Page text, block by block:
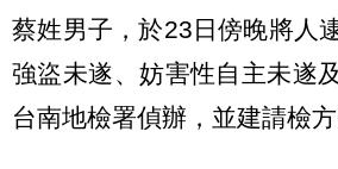
蔡姓男子，於23日傍晚將人
強盜未遂、妨害性自主未遂
台南地檢署偵辦，並建請檢方